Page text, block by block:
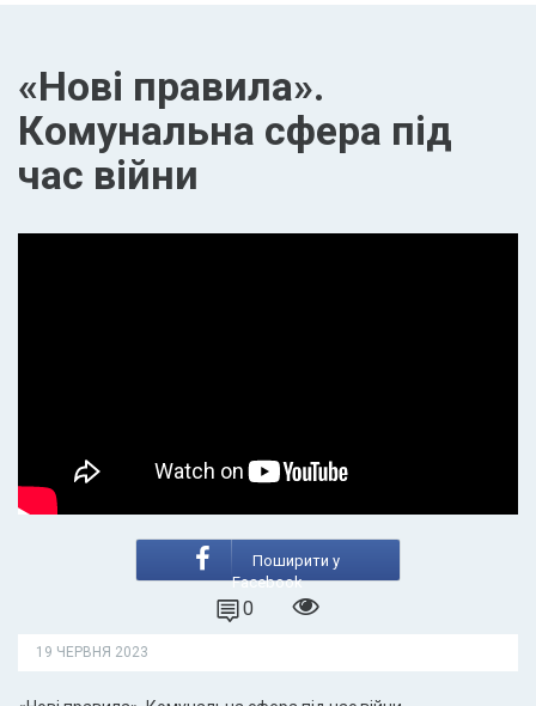
«Нові правила».
Комунальна сфера під
час війни
Поширити у
Facebook
0
19 ЧЕРВНЯ 2023